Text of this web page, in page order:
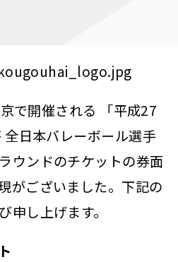
で開催される 「平成27
日本バレーボール選手
ウンドのチケットの券面
がございました。下記の
申し上げます。